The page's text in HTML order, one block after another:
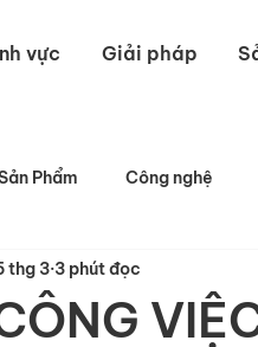
vực Giải pháp
Phẩm Công nghệ
thg 3 3 phút đọc